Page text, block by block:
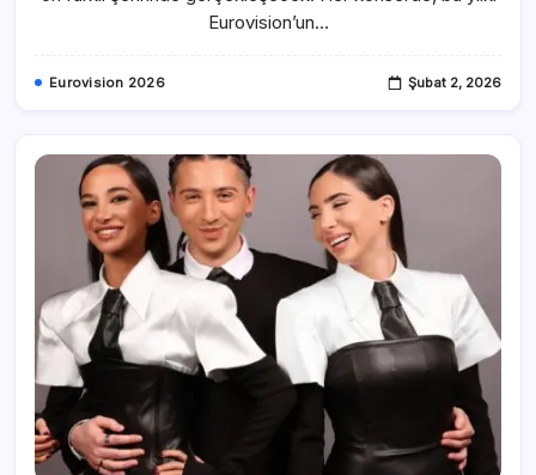
Eurovision’un…
Eurovision 2026 Şubat 2, 2026